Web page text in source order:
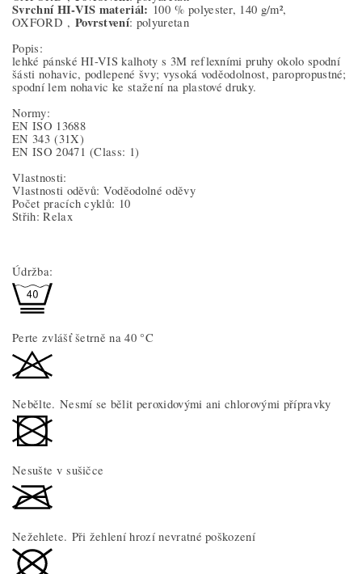
Svrchní HI-VIS materiál: 100 % polyester, 140 g/m²,
OXFORD , Povrstvení: polyuretan
Popis:
lehké pánské HI-VIS kalhoty s 3M reflexními pruhy okolo spodní
šásti nohavic, podlepené švy; vysoká voděodolnost, paropropustné;
spodní lem nohavic ke stažení na plastové druky.
Normy:
EN ISO 13688
EN 343(31X)
EN ISO 20471(Class: 1)
Vlastnosti:
Vlastnosti oděvů: Voděodolné oděvy
Počet pracích cyklů: 10
Střih: Relax
Údržba:
Perte zvlášť šetrně na 40 °C
Nebělte. Nesmí se bělit peroxidovými ani chlorovými přípravky
Nesušte v sušičce
Nežehlete. Při žehlení hrozí nevratné poškození